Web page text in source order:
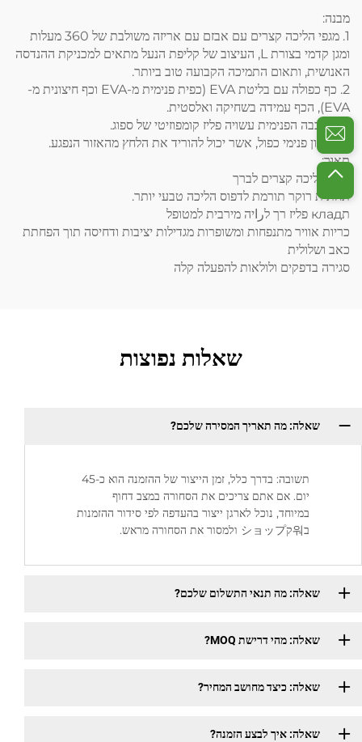
מבנה:
1. מגפי הליכה קצרים עם אבזם
עם אריזה משולבת של 360 מעלות
ומגן קדמי בצורת L, העיצוב של קליפת הנעל מתאים למכניקת ההנדסה
האנושית, ותאום התמיכה הקבועה טוב ביותר.
2. כף כפולה עם בליטת EVA (כפית פנימית מ-EVA וכף חיצונית מ-
EVA), הכף עמידה בשחיקה ואלסטית.
3. השכבה הפנימית עשויה פליז קומפוזיטי של ספוג.
4. כבלון פנימי כפול, אשר יכול להוריד את הלחץ מהאזור הנפגע.
תֵאוּר:
מגפי הליכה קצרים לברך
תחתית רוקר תורמת לדפוס הליכה טבעי יותר.
תклад פליז רך לراיה מירבית למטופל
כריות אוויר מתנפחות ומשופרות מגדילות יציבות ודחיסה תוך הפחתת
כאב ושלולית
סגירה בדפקים ולולאות להפעלה קלה
שאלות נפוצות
שאלה: מה תאריך המסירה שלכם?
תשובה: בדרך כלל, זמן הייצור של ההזמנה הוא כ-45
יום. אם אתם צריכים את הסחורה במצב דחוף
במיוחד, נוכל לארגן ייצור בהעדפה לפי סידור ההזמנות
ב워קショップ ולמסור את הסחורה מראש.
שאלה: מה תנאי התשלום שלכם?
שאלה: מהי דרישת MOQ?
שאלה: כיצד מחושב המחיר?
שאלה: איך לבצע הזמנה?